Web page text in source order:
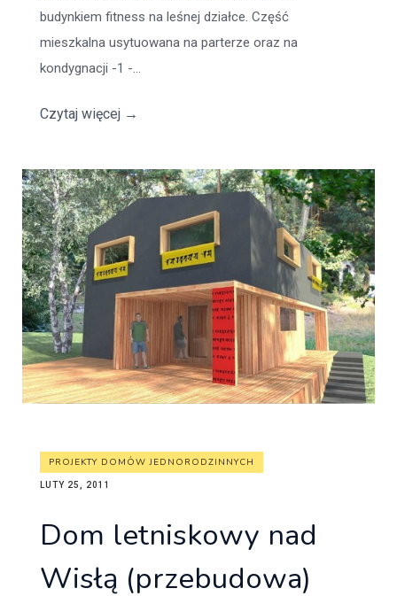
budynkiem fitness na leśnej działce. Część
mieszkalna usytuowana na parterze oraz na
kondygnacji -1 -...
Czytaj więcej →
PROJEKTY DOMÓW JEDNORODZINNYCH
LUTY 25, 2011
Dom letniskowy nad
Wisłą (przebudowa)